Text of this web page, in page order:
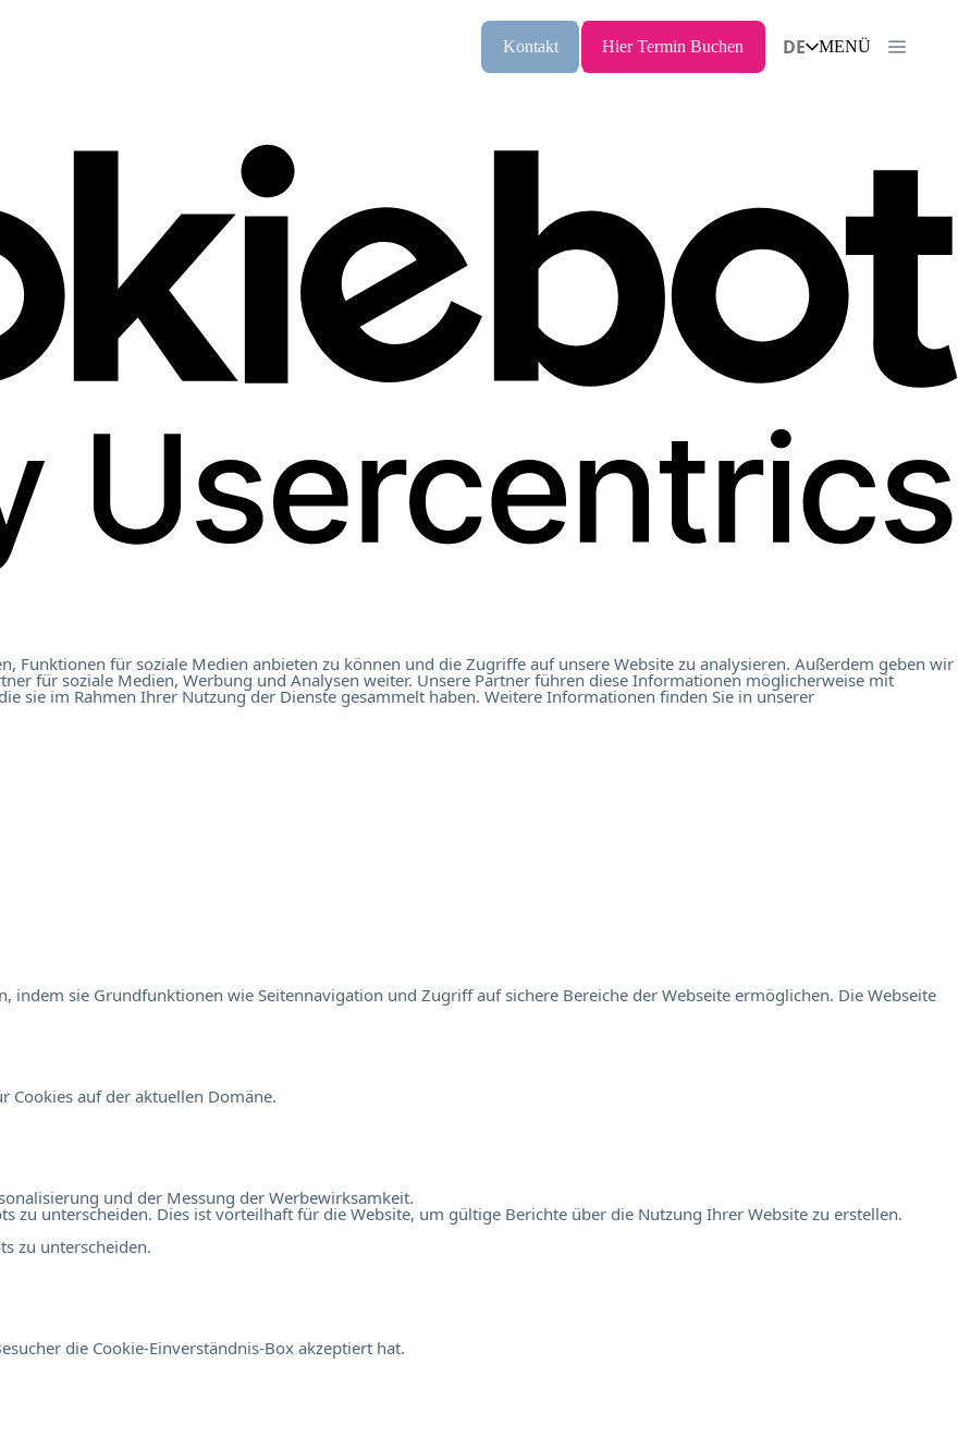
Funktionen für soziale Medien anbieten zu können und die Zugriffe auf unsere Website zu analysieren. Außerdem geben wir
für soziale Medien, Werbung und Analysen weiter. Unsere Partner führen diese Informationen möglicherweise mit
sie im Rahmen Ihrer Nutzung der Dienste gesammelt haben. Weitere Informationen finden Sie in unserer
indem sie Grundfunktionen wie Seitennavigation und Zugriff auf sichere Bereiche der Webseite ermöglichen. Die Webseite
Cookies auf der aktuellen Domäne.
und der Messung der Werbewirksamkeit.
zu unterscheiden. Dies ist vorteilhaft für die Website, um gültige Berichte über die Nutzung Ihrer Website zu erstellen.
zu unterscheiden.
die Cookie-Einverständnis-Box akzeptiert hat.
Kontakt Hier Termin Buchen DE MENÜ